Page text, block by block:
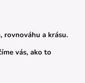
rovnováhu a krásu.
vás, ako to